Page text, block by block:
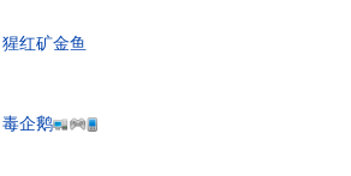
猩红矿金鱼
毒企鹅